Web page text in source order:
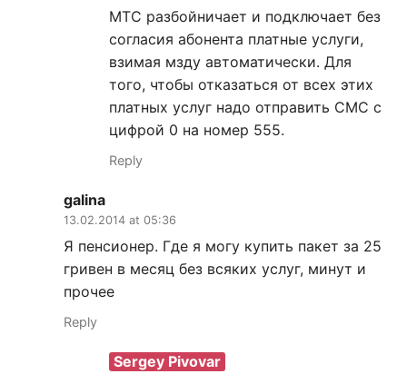
МТС разбойничает и подключает без
согласия абонента платные услуги,
взимая мзду автоматически. Для
того, чтобы отказаться от всех этих
платных услуг надо отправить СМС с
цифрой 0 на номер 555.
Reply
galina
13.02.2014 at 05:36
Я пенсионер. Где я могу купить пакет за 25
гривен в месяц без всяких услуг, минут и
прочее
Reply
Sergey Pivovar